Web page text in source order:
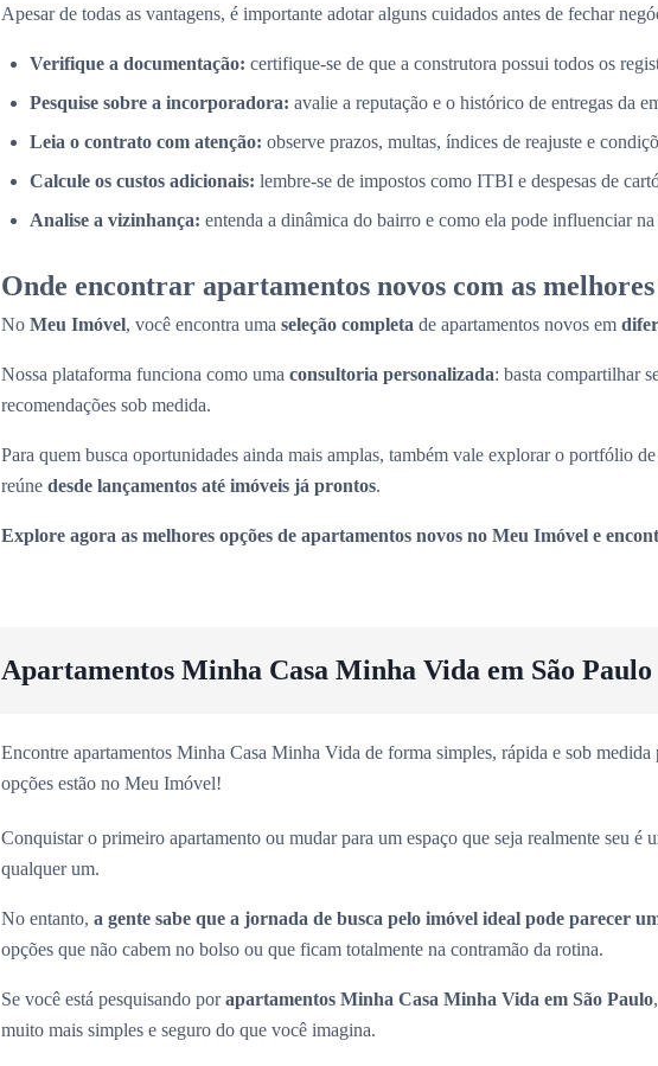
Apesar de todas as vantagens, é importante adotar alguns cuidados antes de fechar
Verifique a documentação: certifique-se de que a construtora possui todos os
Pesquise sobre a incorporadora: avalie a reputação e o histórico de entregas da
Leia o contrato com atenção: observe prazos, multas, índices de reajuste e
Calcule os custos adicionais: lembre-se de impostos como ITBI e despesas de
Analise a vizinhança: entenda a dinâmica do bairro e como ela pode influenciar
Onde encontrar apartamentos novos com as melhores
No Meu Imóvel, você encontra uma seleção completa de apartamentos novos em
Nossa plataforma funciona como uma consultoria personalizada: basta compartilhar
recomendações sob medida.
Para quem busca oportunidades ainda mais amplas, também vale explorar o portfólio
reúne desde lançamentos até imóveis já prontos.
Explore agora as melhores opções de apartamentos novos no Meu Imóvel e
Apartamentos Minha Casa Minha Vida em São Paulo
Encontre apartamentos Minha Casa Minha Vida de forma simples, rápida e sob
opções estão no Meu Imóvel!
Conquistar o primeiro apartamento ou mudar para um espaço que seja realmente seu é
qualquer um.
No entanto, a gente sabe que a jornada de busca pelo imóvel ideal pode parecer
opções que não cabem no bolso ou que ficam totalmente na contramão da rotina.
Se você está pesquisando porapartamentos Minha Casa Minha Vida em São Paulo
muito mais simples e seguro do que você imagina.